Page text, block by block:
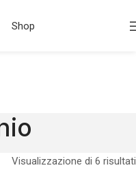
Shop
Visualizzazione di 6 risultati